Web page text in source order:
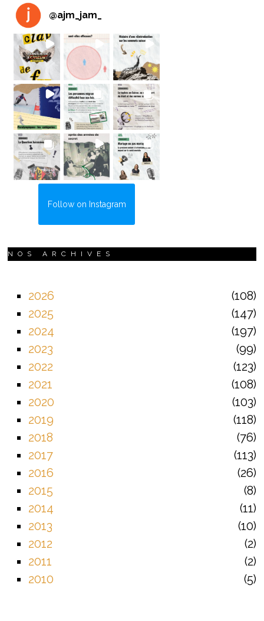
@ajm_jam_
Follow on Instagram
NOS ARCHIVES
2026
108
2025
147
2024
197
2023
99
2022
123
2021
108
2020
103
2019
118
2018
76
2017
113
2016
26
2015
8
2014
11
2013
10
2012
2
2011
2
2010
5